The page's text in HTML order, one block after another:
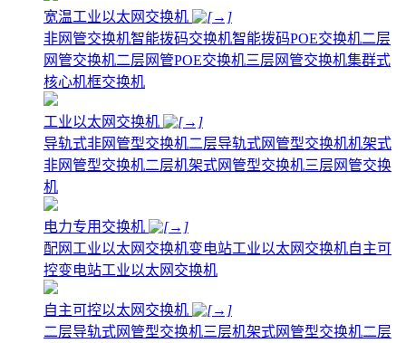
宽温工业以太网交换机
非网管交换机智能拨码交换机智能拨码POE交换机二层
网管交换机二层网管POE交换机三层网管交换机集群式
核心机框交换机
工业以太网交换机
导轨式非网管型交换机二层导轨式网管型交换机机架式
非网管型交换机二层机架式网管型交换机三层网管交换
机
电力专用交换机
配网工业以太网交换机变电站工业以太网交换机自主可
控变电站工业以太网交换机
自主可控以太网交换机
二层导轨式网管型交换机三层机架式网管型交换机二层